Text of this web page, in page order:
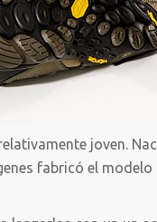
joven.
fabricó el